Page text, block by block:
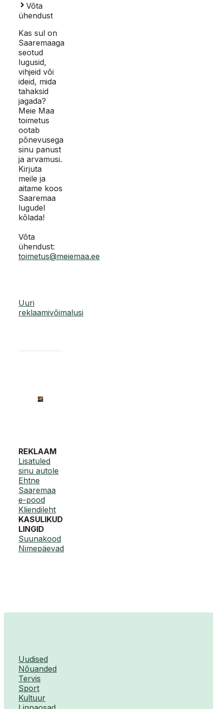
Võta
ühendust
Kas sul on
Saaremaaga
seotud
lugusid,
vihjeid või
ideid, mida
tahaksid
jagada?
Meie Maa
toimetus
ootab
põnevusega
sinu panust
ja arvamusi.
Kirjuta
meile ja
aitame koos
Saaremaa
lugudel
kõlada!
Võta
ühendust:
toimetus@meiemaa.ee
Uuri
reklaamivõimalusi
REKLAAM
Lisatuled
sinu autole
Ehtne
Saaremaa
e-pood
Kliendileht
KASULIKUD
LINGID
Suunakood
Nimepäevad
Uudised
Nõuanded
Tervis
Sport
Kultuur